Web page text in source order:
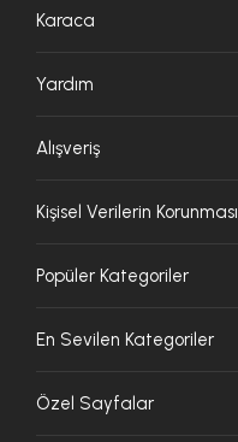
Karaca
Yardım
Alışveriş
Kişisel Verilerin Korunması
Popüler Kategoriler
En Sevilen Kategoriler
Özel Sayfalar